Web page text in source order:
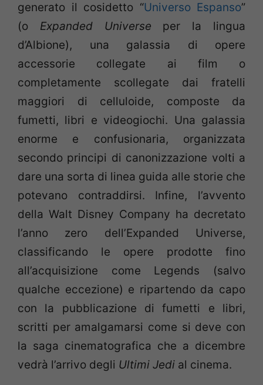
generato il cosidetto “Universo Espanso”
(o Expanded Universe per la lingua
d’Albione), una galassia di opere
accessorie collegate ai film o
completamente scollegate dai fratelli
maggiori di celluloide, composte da
fumetti, libri e videogiochi. Una galassia
enorme e confusionaria, organizzata
secondo principi di canonizzazione volti a
dare una sorta di linea guida alle storie che
potevano contraddirsi. Infine, l’avvento
della Walt Disney Company ha decretato
l’anno zero dell’Expanded Universe,
classificando le opere prodotte fino
all’acquisizione come Legends (salvo
qualche eccezione) e ripartendo da capo
con la pubblicazione di fumetti e libri,
scritti per amalgamarsi come si deve con
la saga cinematografica che a dicembre
vedrà l’arrivo degli Ultimi Jedi al cinema.